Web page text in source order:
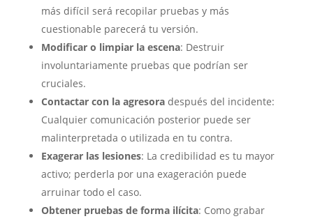
más difícil será recopilar pruebas y más
cuestionable parecerá tu versión.
Modificar o limpiar la escena: Destruir
involuntariamente pruebas que podrían ser
cruciales.
Contactar con la agresoradespués del incidente:
Cualquier comunicación posterior puede ser
malinterpretada o utilizada en tu contra.
Exagerar las lesiones: La credibilidad es tu mayor
activo; perderla por una exageración puede
arruinar todo el caso.
Obtener pruebas de forma ilícita: Como grabar